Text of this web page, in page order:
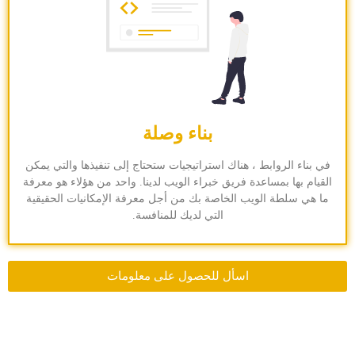
بناء وصلة
في بناء الروابط ، هناك استراتيجيات ستحتاج إلى تنفيذها والتي يمكن
القيام بها بمساعدة فريق خبراء الويب لدينا. واحد من هؤلاء هو معرفة
ما هي سلطة الويب الخاصة بك من أجل معرفة الإمكانيات الحقيقية
التي لديك للمنافسة.
اسأل للحصول على معلومات